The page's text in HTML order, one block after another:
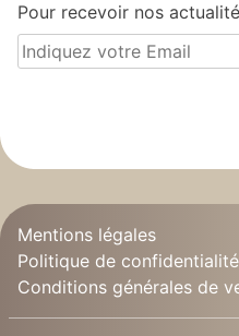
Pour recevoir nos
Mentions légales
Politique de confidentialité
Conditions générales de